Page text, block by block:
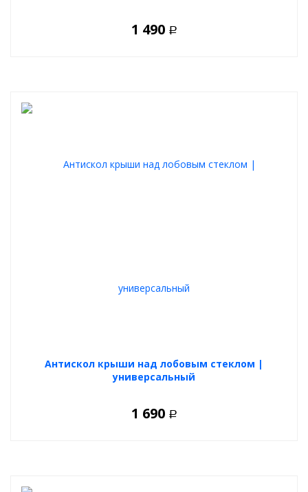
1 490 Р
Антискол крыши над лобовым стеклом |
универсальный
1 690 Р